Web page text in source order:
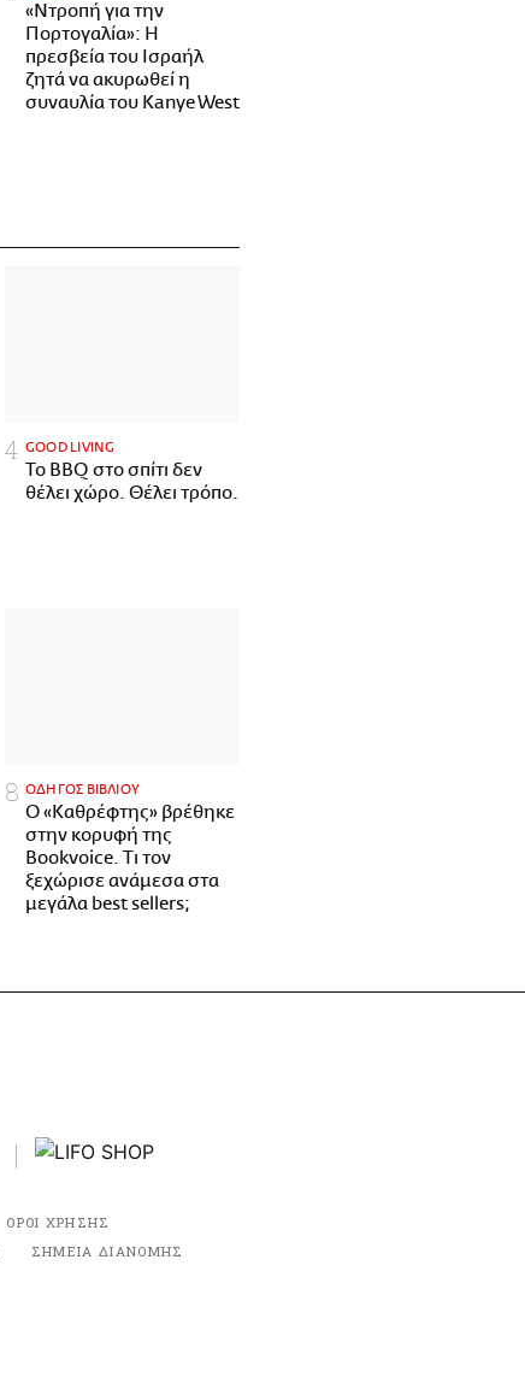
«Ντροπή για την
Πορτογαλία»: Η
πρεσβεία του Ισραήλ
ζητά να ακυρωθεί η
συναυλία του Kanye West
GOOD LIVING
Το BBQ στο σπίτι δεν
θέλει χώρο. Θέλει τρόπο.
ΟΔΗΓΟΣ ΒΙΒΛΙΟΥ
Ο «Καθρέφτης» βρέθηκε
στην κορυφή της
Bookvoice. Τι τον
ξεχώρισε ανάμεσα στα
μεγάλα best sellers;
ΟΡΟΙ ΧΡΗΣΗΣ
ΣΗΜΕΙΑ ΔΙΑΝΟΜΗΣ